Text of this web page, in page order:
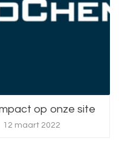
op onze site
12 maart 2022